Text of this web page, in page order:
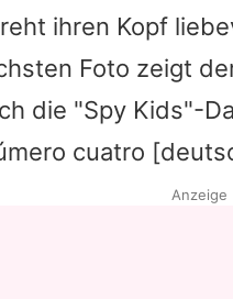
ihren Kopf
Foto zeigt
die "Spy Kids"-
cuatro
Anzeige